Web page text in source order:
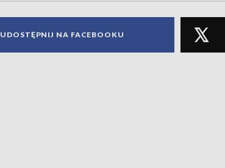
UDOSTĘPNIJ NA FACEBOOKU